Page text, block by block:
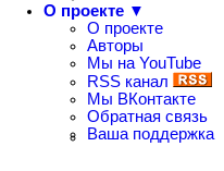
О проекте ▼
О проекте
Авторы
Мы на YouTube
RSS канал
Мы ВКонтакте
Обратная связь
Ваша поддержка